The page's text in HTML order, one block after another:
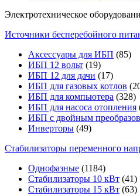
Электротехническое
Источники бесперебойного
Аксессуары для ИБП (85)
ИБП 12 вольт (19)
ИБП 12 для дачи (17)
ИБП для газовых котлов
ИБП для компьютера (328)
ИБП для насоса отопления
ИБП с двойным
Инверторы (49)
Стабилизаторы переменного
Однофазные (1184)
Стабилизаторы 10 кВт (41)
Стабилизаторы 15 кВт (63)